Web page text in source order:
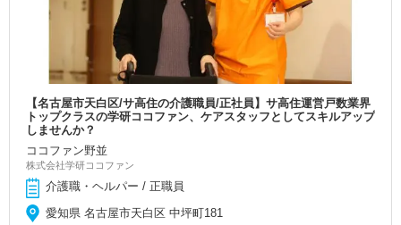
【名古屋市天白区/サ高住の介護職員/正社員】サ高住運営戸数業界
トップクラスの学研ココファン、ケアスタッフとしてスキルアップ
しませんか？
ココファン野並
株式会社学研ココファン
介護職・ヘルパー / 正職員
愛知県 名古屋市天白区 中坪町181